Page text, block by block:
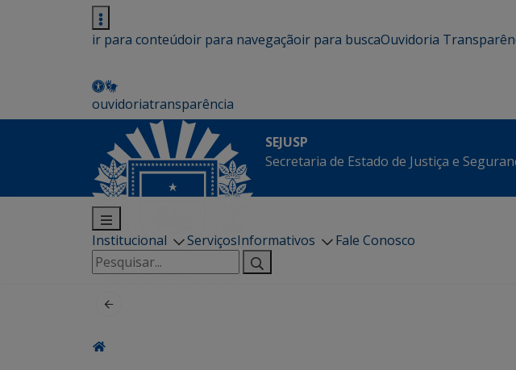
ir para conteúdoir para navegaçãoir para buscaOuvidoria
ouvidoriatransparência
SEJUSP
Secretaria de Estado de Justiça e
Institucional ServiçosInformativos
Fale Conosco
Pesquisar
por: